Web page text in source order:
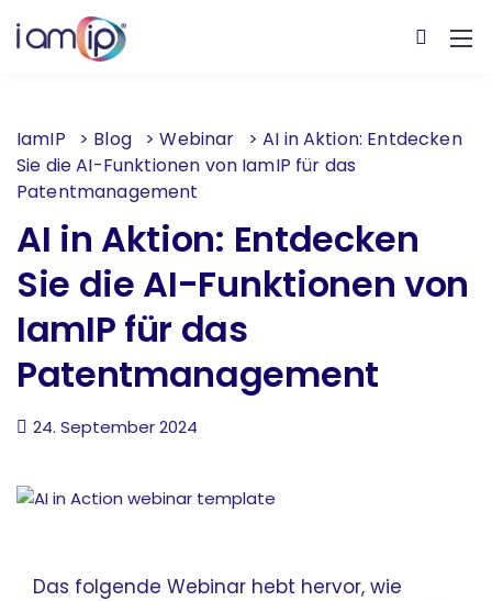
IamIP > Blog >Webinar >AI in Aktion: Entdecken
Sie die AI-Funktionen von IamIP für das
Patentmanagement
AI in Aktion: Entdecken
Sie die AI-Funktionen von
IamIP für das
Patentmanagement
24. September 2024
Das folgende Webinar hebt hervor, wie